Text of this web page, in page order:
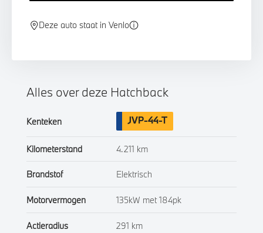
Deze auto staat in Venlo
Alles over deze Hatchback
Kenteken JVP-44-T
Kilometerstand 4.211 km
Brandstof Elektrisch
Motorvermogen 135kW met 184pk
Actieradius 291 km